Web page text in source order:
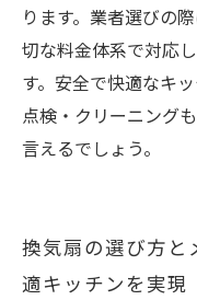
ります。業者選びの
切な料金体系で対応
す。安全で快適なキ
点検・クリーニング
言えるでしょう。
換気扇の選び方と
適キッチンを実現